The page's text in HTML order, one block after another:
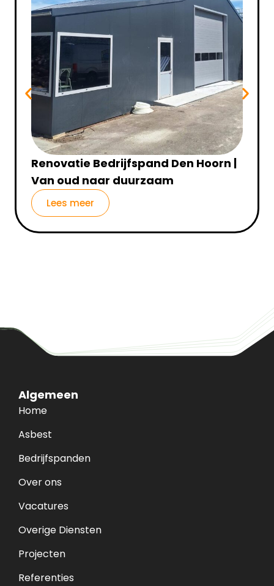
Renovatie Bedrijfspand Den Hoorn |
Van oud naar duurzaam
Lees meer
Algemeen
Home
Asbest
Bedrijfspanden
Over ons
Vacatures
Overige Diensten
Projecten
Referenties